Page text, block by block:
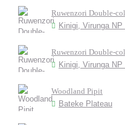
Ruwenzori Double-
Kinigi, Virunga
Ruwenzori Double-
Kinigi, Virunga
Woodland Pipit
Bateke Plateau